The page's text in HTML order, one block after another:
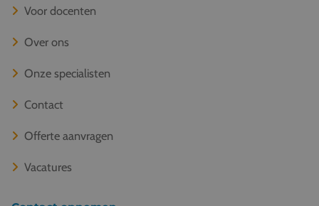
Voor docenten
Over ons
Onze specialisten
Contact
Offerte aanvragen
Vacatures